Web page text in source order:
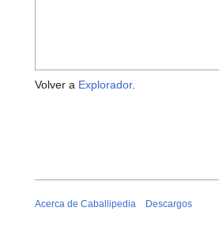
Volver a Explorador.
Acerca de Caballipedia Descargos